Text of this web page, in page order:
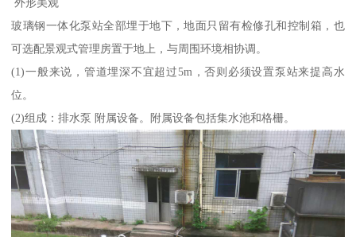
玻璃钢一体化泵站全部埋于地下，地面只留有检修孔和控制箱，也
可选配景观式管理房置于地上，与周围环境相协调。
(1)一般来说，管道埋深不宜超过5m，否则必须设置泵站来提高水
位。
(2)组成：排水泵 附属设备。附属设备包括集水池和格栅。